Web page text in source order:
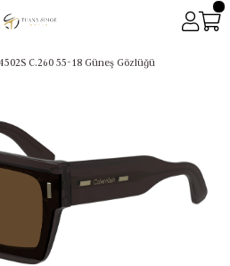
C.260 55-18 Güneş Gözlüğü